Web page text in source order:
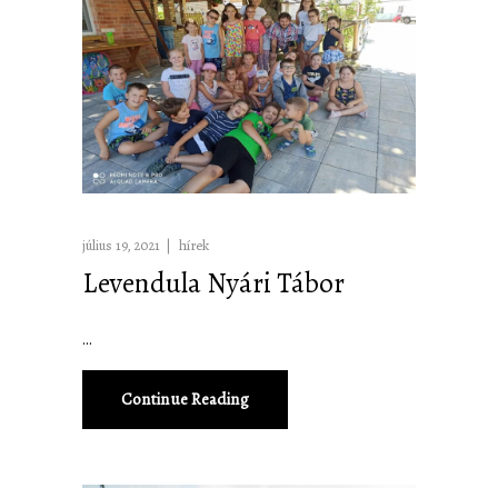
július 19, 2021 hírek
Levendula Nyári Tábor
Continue Reading